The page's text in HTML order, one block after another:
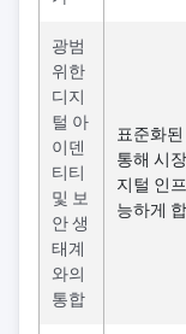
광범
위한
디지
털 아
이덴
티티
및 보
안 생
태계
와의
통합
표준화
통해 시
지털 인
능하게